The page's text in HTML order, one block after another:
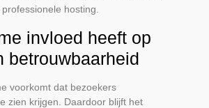
hosting.
invloed heeft op
betrouwbaarheid
voorkomt dat bezoekers
zien krijgen. Daardoor blijft het